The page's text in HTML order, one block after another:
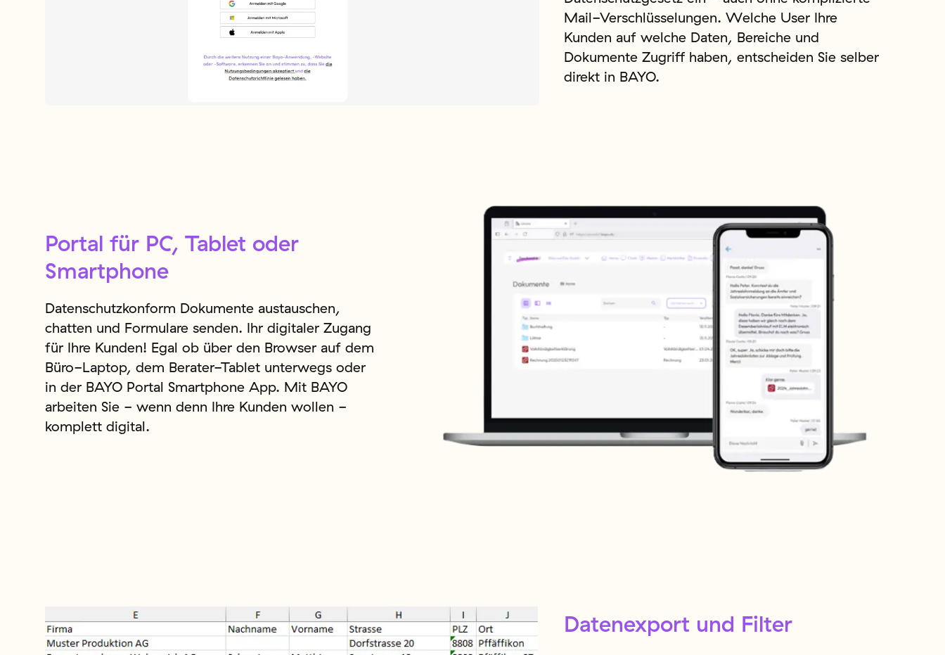
Mail-Verschlüsselungen. Welche User Ihre
Kunden auf welche Daten, Bereiche und
Dokumente Zugriff haben, entscheiden Sie selber
direkt in BAYO.
Portal für PC, Tablet oder
Smartphone
Datenschutzkonform Dokumente austauschen,
chatten und Formulare senden. Ihr digitaler Zugang
für Ihre Kunden! Egal ob über den Browser auf dem
Büro-Laptop, dem Berater-Tablet unterwegs oder
in der BAYO Portal Smartphone App. Mit BAYO
arbeiten Sie - wenn denn Ihre Kunden wollen -
komplett digital.
Datenexport und Filter